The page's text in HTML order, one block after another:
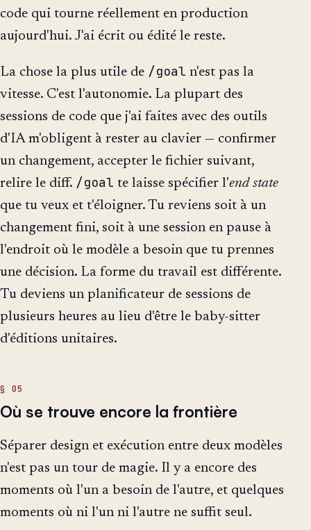
code qui tourne réellement en production
aujourd'hui. J'ai écrit ou édité le reste.
La chose la plus utile de /goal n'est pas la
vitesse. C'est l'autonomie. La plupart des
sessions de code que j'ai faites avec des outils
d'IA m'obligent à rester au clavier — confirmer
un changement, accepter le fichier suivant,
relire le diff. /goal te laisse spécifier l'end state
que tu veux et t'éloigner. Tu reviens soit à un
changement fini, soit à une session en pause à
l'endroit où le modèle a besoin que tu prennes
une décision. La forme du travail est différente.
Tu deviens un planificateur de sessions de
plusieurs heures au lieu d'être le baby-sitter
d'éditions unitaires.
Où se trouve encore la frontière
Séparer design et exécution entre deux modèles
n'est pas un tour de magie. Il y a encore des
moments où l'un a besoin de l'autre, et quelques
moments où ni l'un ni l'autre ne suffit seul.